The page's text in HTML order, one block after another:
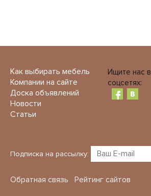
Как выбирать мебель
Компании на сайте
Доска объявлений
Новости
Статьи
Ищите нас в
соцсетях:
Подписка на рассылку:
Обратная связь
Рейтинг сайтов